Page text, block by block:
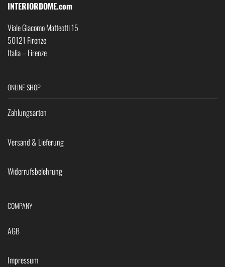
INTERIORDOME.com
Viale Giacomo Matteotti 15
50121 Firenze
Italia – Firenze
ONLINE SHOP
Zahlungsarten
Versand & Lieferung
Widerrufsbelehrung
COMPANY
AGB
Impressum